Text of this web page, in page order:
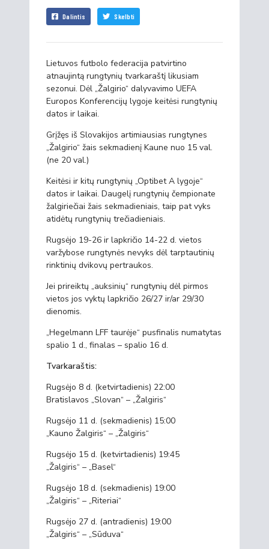
Dalintis Skelbti
Lietuvos futbolo federacija patvirtino
atnaujintą rungtynių tvarkaraštį likusiam
sezonui. Dėl „Žalgirio“ dalyvavimo UEFA
Europos Konferencijų lygoje keitėsi rungtynių
datos ir laikai.
Grįžęs iš Slovakijos artimiausias rungtynes
„Žalgirio“ žais sekmadienį Kaune nuo 15 val.
(ne 20 val.)
Keitėsi ir kitų rungtynių „Optibet A lygoje“
datos ir laikai. Daugelį rungtynių čempionate
žalgiriečiai žais sekmadieniais, taip pat vyks
atidėtų rungtynių trečiadieniais.
Rugsėjo 19-26 ir lapkričio 14-22 d. vietos
varžybose rungtynės nevyks dėl tarptautinių
rinktinių dvikovų pertraukos.
Jei prireiktų „auksinių“ rungtynių dėl pirmos
vietos jos vyktų lapkričio 26/27 ir/ar 29/30
dienomis.
„Hegelmann LFF taurėje“ pusfinalis numatytas
spalio 1 d., finalas – spalio 16 d.
Tvarkaraštis:
Rugsėjo 8 d. (ketvirtadienis) 22:00
Bratislavos „Slovan“ – „Žalgiris“
Rugsėjo 11 d. (sekmadienis) 15:00
„Kauno Žalgiris“ – „Žalgiris“
Rugsėjo 15 d. (ketvirtadienis) 19:45
„Žalgiris“ – „Basel“
Rugsėjo 18 d. (sekmadienis) 19:00
„Žalgiris“ – „Riteriai“
Rugsėjo 27 d. (antradienis) 19:00
„Žalgiris“ – „Sūduva“